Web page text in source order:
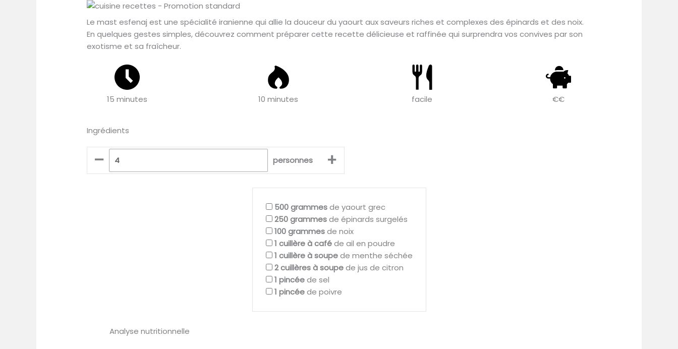
Le mast esfenaj est une spécialité iranienne qui allie la douceur du yaourt aux saveurs riches et complexes des épinards et des noix.
En quelques gestes simples, découvrez comment préparer cette recette délicieuse et raffinée qui surprendra vos convives par son
exotisme et sa fraîcheur.
15 minutes 10 minutes facile €€
Ingrédients
– personnes +
500 grammesde yaourt grec
250 grammesde épinards surgelés
100 grammesde noix
1 cuillère à caféde ail en poudre
1 cuillère à soupede menthe séchée
2 cuillères à soupede jus de citron
1 pincéede sel
1 pincéede poivre
Analyse nutritionnelle